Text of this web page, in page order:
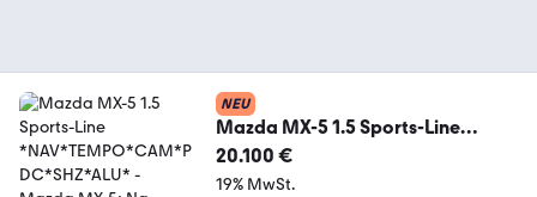
NEU
Mazda MX-5 1.5 Sports-Line
*NAV*TEMPO*CAM*PDC*SHZ*AL
U*
20.100 €
19% MwSt.